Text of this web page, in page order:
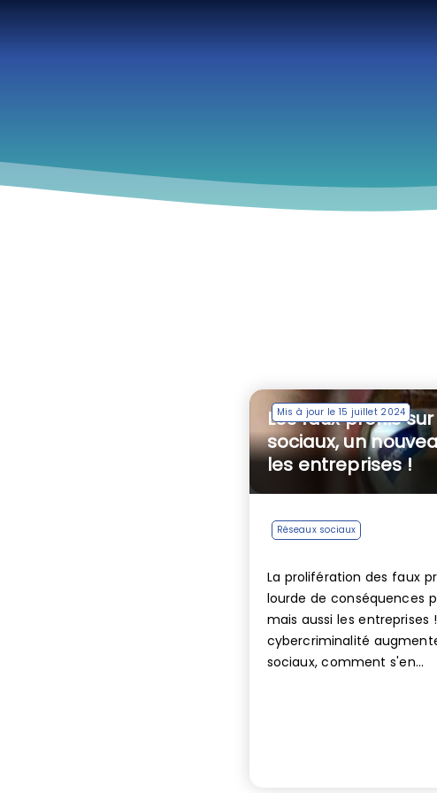
Mis à jour le 15 juillet 2024
Les faux profils
sociaux, un
les entreprises !
Réseaux sociaux
La prolifération des faux
lourde de conséquences
mais aussi les entreprises
cybercriminalité
sociaux, comment s'en...